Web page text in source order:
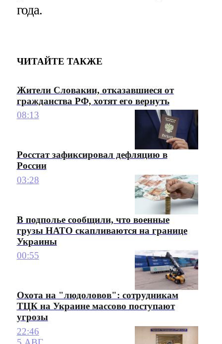
года.
ЧИТАЙТЕ ТАКЖЕ
Жители Словакии, отказавшиеся от
гражданства РФ, хотят его вернуть
08:13
Росстат зафиксировал дефляцию в
России
03:28
В подполье сообщили, что военные
грузы НАТО скапливаются на границе
Украины
00:55
Охота на "людоловов": сотрудникам
ТЦК на Украине массово поступают
угрозы
22:46